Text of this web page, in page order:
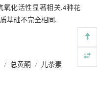
氧化活性显著相关.4种花
基础不完全相同.
/ 总黄酮 / 儿茶素